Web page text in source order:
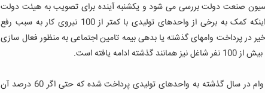
صنعت دولت بررسی می شود و یکشنبه آینده برای تصویب به هیئت دولت
وی در بخش دیگری از سخنانش با بیان اینکه کمک به برخی از واحدهای تولیدی با کمتر از 100 نیروی کار به سبب رفع
در پرداخت وامهای گذشته یا بدهی بیمه تامین اجتماعی به منظور فعال سازی
یافته است
.
وزیر صنعت، معدن و تجارت گفت: 500 هزار میلیارد تومان وام در سال گذشته به واحدهای تولیدی پرداخت شده که حتی اگر 60 درصد آن